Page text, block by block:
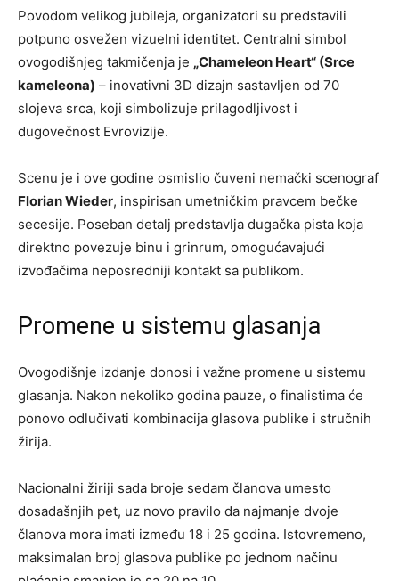
Povodom velikog jubileja, organizatori su predstavili
potpuno osvežen vizuelni identitet. Centralni simbol
ovogodišnjeg takmičenja je „Chameleon Heart“ (Srce
kameleona) – inovativni 3D dizajn sastavljen od 70
slojeva srca, koji simbolizuje prilagodljivost i
dugovečnost Evrovizije.
Scenu je i ove godine osmislio čuveni nemački scenograf
Florian Wieder, inspirisan umetničkim pravcem bečke
secesije. Poseban detalj predstavlja dugačka pista koja
direktno povezuje binu i grinrum, omogućavajući
izvođačima neposredniji kontakt sa publikom.
Promene u sistemu glasanja
Ovogodišnje izdanje donosi i važne promene u sistemu
glasanja. Nakon nekoliko godina pauze, o finalistima će
ponovo odlučivati kombinacija glasova publike i stručnih
žirija.
Nacionalni žiriji sada broje sedam članova umesto
dosadašnjih pet, uz novo pravilo da najmanje dvoje
članova mora imati između 18 i 25 godina. Istovremeno,
maksimalan broj glasova publike po jednom načinu